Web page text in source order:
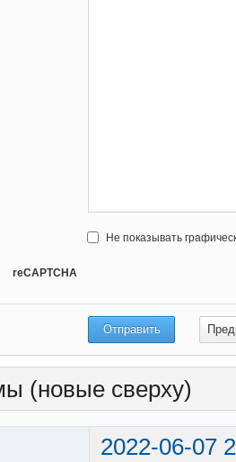
Не показывать
reCAPTCHA
(новые сверху)
2022-06-07